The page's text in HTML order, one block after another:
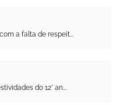
a falta de respeit...
do 12° an...